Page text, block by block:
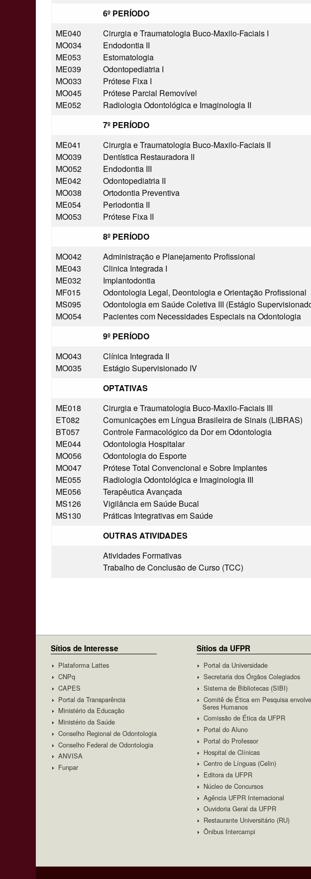
6º PERÍODO
ME040
MO034
ME053
ME039
MO033
MO045
ME052
Cirurgia e Traumatologia Buco-Maxilo-Faciais I
Endodontia II
Estomatologia
Odontopediatria I
Prótese Fixa I
Prótese Parcial Removível
Radiologia Odontológica e Imaginologia II
7º PERÍODO
ME041
MO039
MO052
ME042
MO038
ME054
MO053
Cirurgia e Traumatologia Buco-Maxilo-Faciais II
Dentística Restauradora II
Endodontia III
Odontopediatria II
Ortodontia Preventiva
Periodontia II
Prótese Fixa II
8º PERÍODO
MO042
ME043
ME032
MF015
MS095
MO054
Administração e Planejamento Profissional
Clinica Integrada I
Implantodontia
Odontologia Legal, Deontologia e Orientação Profissional
Odontologia em Saúde Coletiva III (Estágio
Pacientes com Necessidades Especiais na Odontologia
9º PERÍODO
MO043
MO035
Clínica Integrada II
Estágio Supervisionado IV
OPTATIVAS
ME018
ET082
BT057
ME044
MO056
MO047
ME055
ME056
MS126
MS130
Cirurgia e Traumatologia Buco-Maxilo-Faciais III
Comunicações em Língua Brasileira de Sinais (LIBRAS)
Controle Farmacológico da Dor em Odontologia
Odontologia Hospitalar
Odontologia do Esporte
Prótese Total Convencional e Sobre Implantes
Radiologia Odontológica e Imaginologia III
Terapêutica Avançada
Vigilância em Saúde Bucal
Práticas Integrativas em Saúde
OUTRAS ATIVIDADES
Atividades Formativas
Trabalho de Conclusão de Curso (TCC)
Sítios de Interesse
Plataforma Lattes
CNPq
CAPES
Portal da Transparência
Ministério da Educação
Ministério da Saúde
Conselho Regional de Odontologia
Conselho Federal de Odontologia
ANVISA
Funpar
Sítios da UFPR
Portal da Universidade
Secretaria dos Órgãos Colegiados
Sistema de Bibliotecas (SIBI)
Comitê de Ética em Pesquisa
Seres Humanos
Comissão de Ética da UFPR
Portal do Aluno
Portal do Professor
Hospital de Clínicas
Centro de Línguas (Celin)
Editora da UFPR
Núcleo de Concursos
Agência UFPR Internacional
Ouvidoria Geral da UFPR
Restaurante Universitário (RU)
Ônibus Intercampi